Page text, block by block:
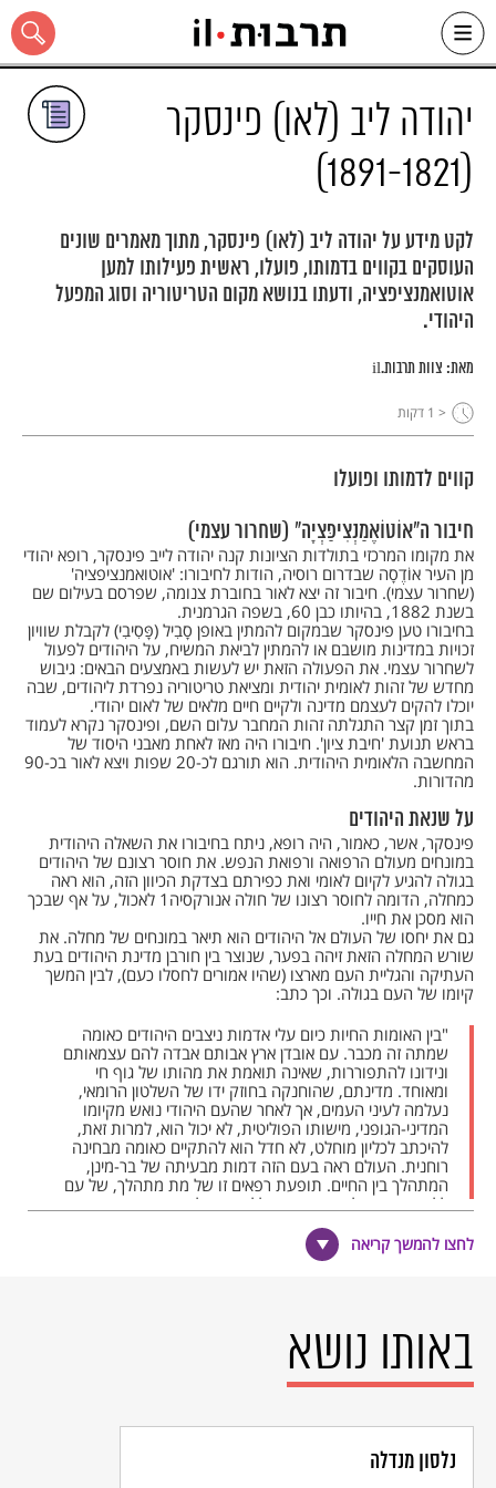
Skip
content
כל האתר
יהודה ליב (לאו) פינסקר
(1891-1821)
לקט מידע על יהודה ליב (לאו) פינסקר, מתוך מאמרים שונים
העוסקים בקווים בדמותו, פועלו, ראשית פעילותו למען
אוטואמנציפציה, ודעתו בנושא מקום הטריטוריה וסוג המפעל
היהודי.
מאת: צוות תרבות.il
< 1 דקות
קווים לדמותו ופועלו
חיבור ה"אוֹטוֹאֶמַנְצִיפַּצְיָה" (שחרור עצמי)
את מקומו המרכזי בתולדות הציונות קנה יהודה לייב פינסקר, רופא יהודי
מן העיר אוֹדֶסָה שבדרום רוסיה, הודות לחיבורו: 'אוטואמנציפציה'
(שחרור עצמי). חיבור זה יצא לאור בחוברת צנומה, שפרסם בעילום שם
בשנת 1882, בהיותו כבן 60, בשפה הגרמנית.
בחיבורו טען פינסקר שבמקום להמתין באופן סָבִיל (פָּסִיבִי) לקבלת שוויון
זכויות במדינות מושבם או להמתין לביאת המשיח, על היהודים לפעול
לשחרור עצמי. את הפעולה הזאת יש לעשות באמצעים הבאים: גיבוש
מחדש של זהות לאומית יהודית ומציאת טריטוריה נפרדת ליהודים, שבה
יוכלו להקים לעצמם מדינה ולקיים חיים מלאים של לאום יהודי.
בתוך זמן קצר התגלתה זהות המחבר עלום השם, ופינסקר נקרא לעמוד
בראש תנועת 'חיבת ציון'. חיבורו היה מאז לאחת מאבני היסוד של
המחשבה הלאומית היהודית. הוא תורגם לכ-20 שפות ויצא לאור בכ-90
מהדורות.
על שנאת היהודים
פינסקר, אשר, כאמור, היה רופא, ניתח בחיבורו את השאלה היהודית
במונחים מעולם הרפואה ורפואת הנפש. את חוסר רצונם של היהודים
בגולה להגיע לקיום לאומי ואת כפירתם בצדקת הכיוון הזה, הוא ראה
כמחלה, הדומה לחוסר רצונו של חולה אנורקסיה1 לאכול, על אף שבכך
הוא מסכן את חייו.
גם את יחסו של העולם אל היהודים הוא תיאר במונחים של מחלה. את
שורש המחלה הזאת זיהה בפער, שנוצר בין חורבן מדינת היהודים בעת
העתיקה והגליית העם מארצו (שהיו אמורים לחסלו כעם), לבין המשך
קיומו של העם בגולה. וכך כתב:
"בין האומות החיות כיום עלי אדמות ניצבים היהודים כאומה
שמתה זה מכבר. עם אובדן ארץ אבותם אבדה להם עצמאותם
ונידונו להתפוררות, שאינה תואמת את מהותו של גוף חי
ומאוחד. מדינתם, שהוחנקה בחוזק ידו של השלטון הרומאי,
נעלמה לעיני העמים, אך לאחר שהעם היהודי נואש מקיומו
המדיני-הגופני, מישותו הפוליטית, לא יכול הוא, למרות זאת,
להיכתב לכליון מוחלט, לא חדל הוא להתקיים כאומה מבחינה
רוחנית. העולם ראה בעם הזה דמות מבעיתה של בר-מינן,
המתהלך בין החיים. תופעת רפאים זו של מת מתהלך, של עם
ללא אחדות של גוף ואיברים, ללא קשר לארץ מיוחדת, שאינו חי
עוד ובכל זאת מתהלך בין החיים; דמות מוזרה זו, שאין כמעט
למצוא דוגמתה בהיסטוריה, לא לפניה ולא אחריה, אי אפשר היה
שלא תעורר בדמיון העמים רושם זר ומשונה. ואם אימת הרוחות
האימה מפני רוח הרפאים היהודית נשתרשה ונתחזקה במשך
דורות ומאות בשנים. אימה זו הביאה לידי משפט קדום, וזה יחד
עם עוד גורמים אחרים, שידובר עליהם להלן, הכשיר את הקרקע
לשנאת היהודים (יודופוביה).
האינסטינקטים והנטיות המיוחדות (אידיוסינקרסיות) קנתה לה
היודופוביה זכות אזרח מלאה בקרב כל עמי-העולם, שעמהם באו
היהודים במגע. היודופוביה היא בת מינה של הדמונופתיה, באותו
לחצו להמשך קריאה
באותו נושא
נלסון מנדלה